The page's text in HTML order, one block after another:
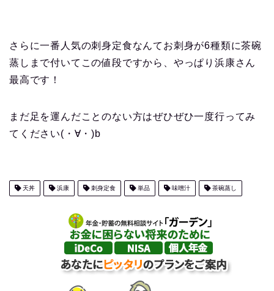
さらに一番人気の刺身定食なんてお刺身が6種類に茶碗
蒸しまで付いてこの値段ですから、やっぱり浜康さん
最高です！
まだ足を運んだことのない方はぜひぜひ一度行ってみ
てください(・∀・)b
天丼 浜康 刺身定食 単品 味噌汁 茶碗蒸し